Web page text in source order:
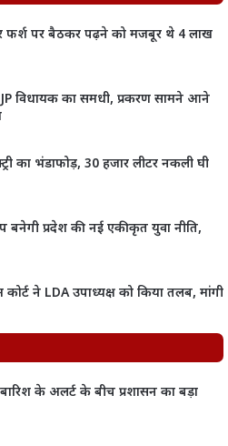
फर्श पर बैठकर पढ़ने को मजबूर थे 4 लाख
विधायक का समधी, प्रकरण सामने आने
का भंडाफोड़, 30 हजार लीटर नकली घी
प्रदेश की नई एकीकृत युवा नीति,
ने LDA उपाध्यक्ष को किया तलब, मांगी
के अलर्ट के बीच प्रशासन का बड़ा